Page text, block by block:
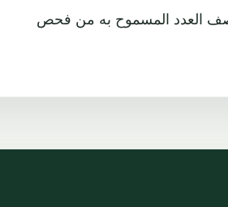
4 ساعات يوم السبت وبنصف العدد المسموح به من فحص